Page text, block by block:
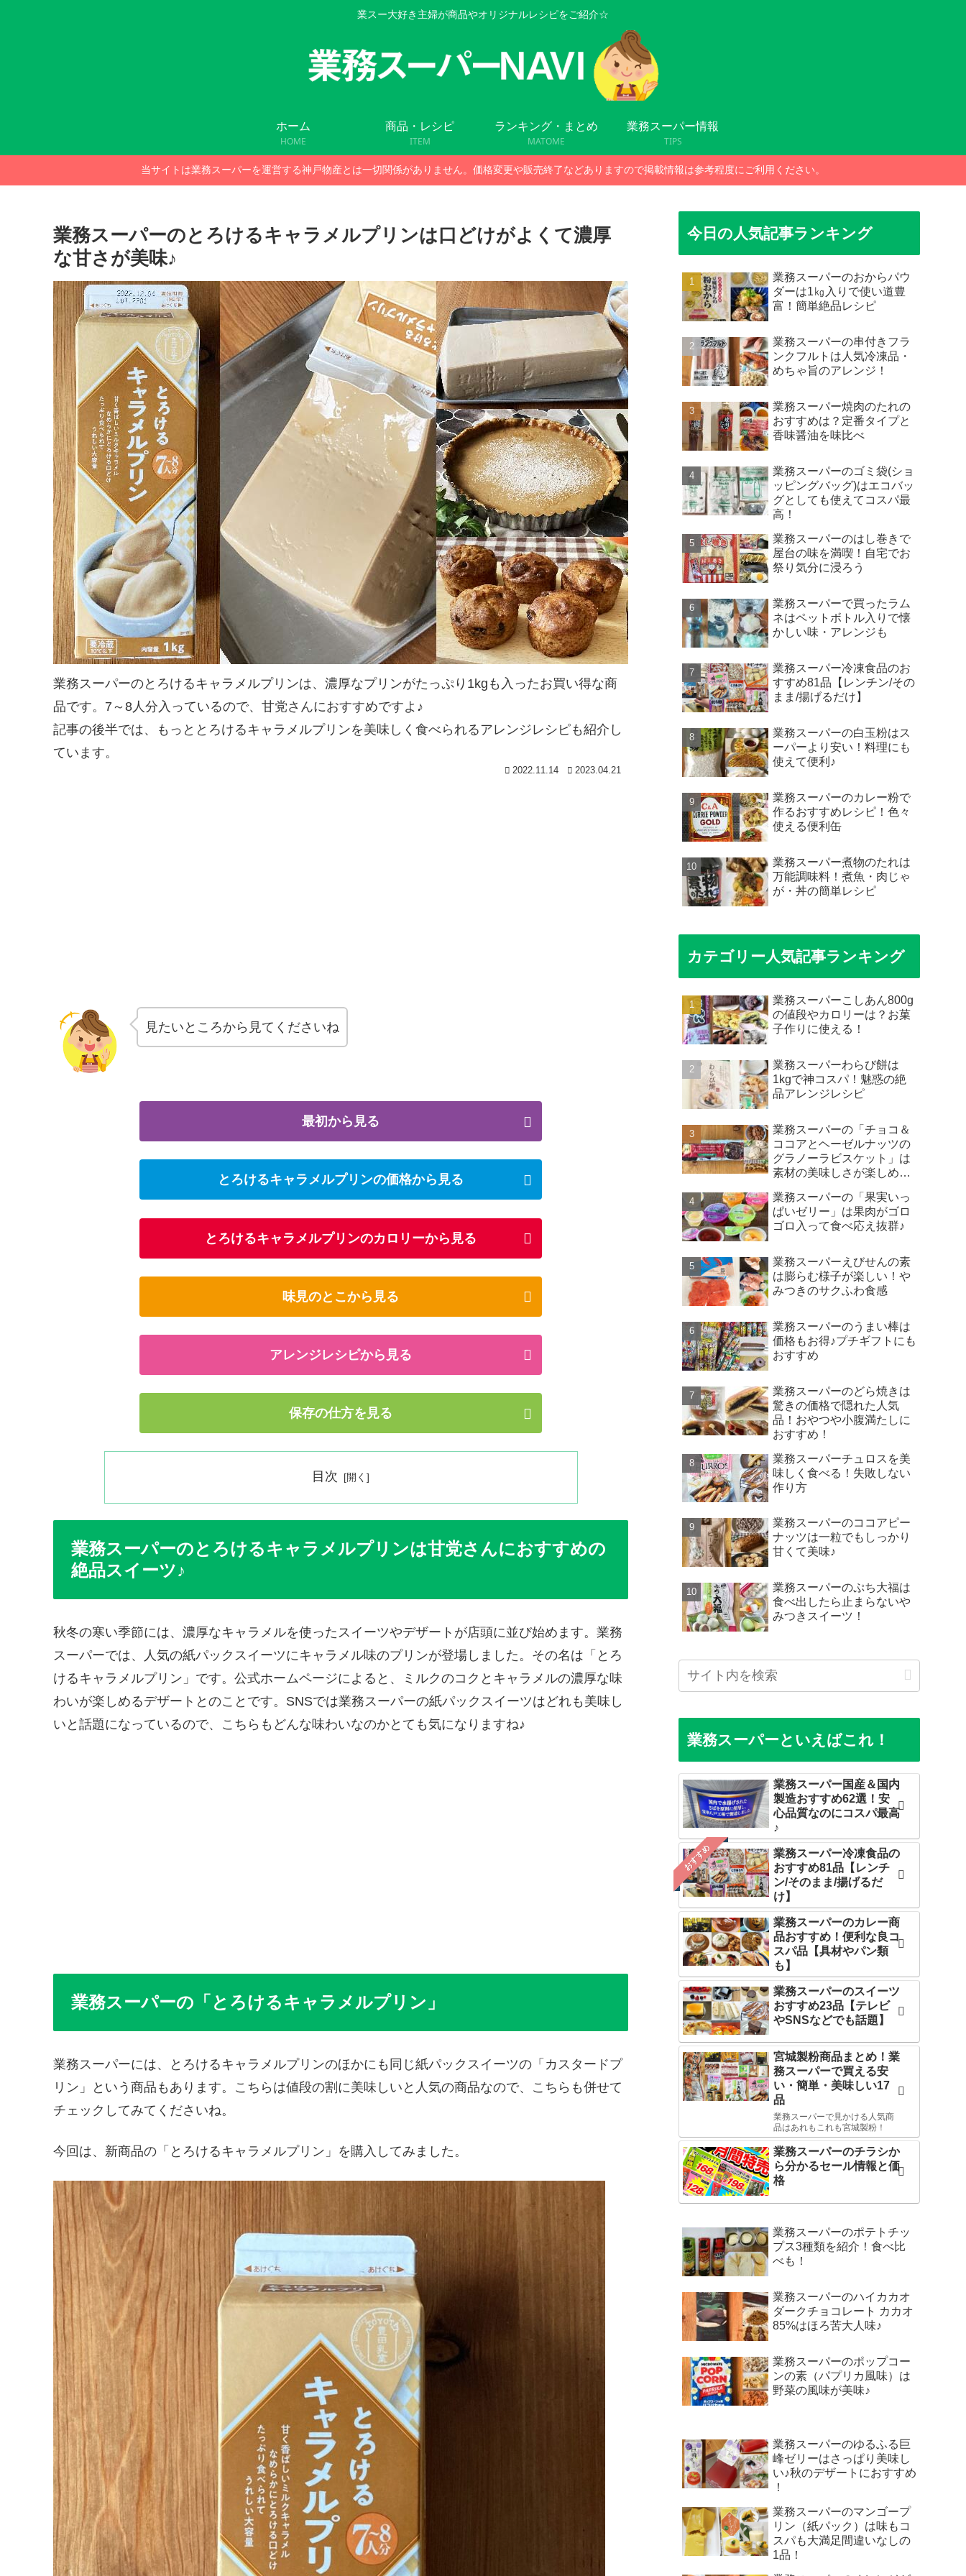
業スー大好き主婦が商品やオリジナルレシピをご紹介☆
ホーム
HOME
商品・レシピ
ITEM
ランキング・まとめ
MATOME
業務スーパー情報
TIPS
当サイトは業務スーパーを運営する神戸物産とは一切関係がありません。価格変更や販売終了などありますので掲載情報は参考程度にご利用ください。
業務スーパーのとろけるキャラメルプリンは口どけがよくて濃厚
な甘さが美味♪
業務スーパーのとろけるキャラメルプリンは、濃厚なプリンがたっぷり1kgも入ったお買い得な商
品です。7～8人分入っているので、甘党さんにおすすめですよ♪
記事の後半では、もっととろけるキャラメルプリンを美味しく食べられるアレンジレシピも紹介し
ています。
2022.11.14 2023.04.21
見たいところから見てくださいね
最初から見る
とろけるキャラメルプリンの価格から見る
とろけるキャラメルプリンのカロリーから見る
味見のとこから見る
アレンジレシピから見る
保存の仕方を見る
目次
業務スーパーのとろけるキャラメルプリンは甘党さんにおすすめの
絶品スイーツ♪
秋冬の寒い季節には、濃厚なキャラメルを使ったスイーツやデザートが店頭に並び始めます。業務
スーパーでは、人気の紙パックスイーツにキャラメル味のプリンが登場しました。その名は「とろ
けるキャラメルプリン」です。公式ホームページによると、ミルクのコクとキャラメルの濃厚な味
わいが楽しめるデザートとのことです。SNSでは業務スーパーの紙パックスイーツはどれも美味し
いと話題になっているので、こちらもどんな味わいなのかとても気になりますね♪
業務スーパーの「とろけるキャラメルプリン」
業務スーパーには、とろけるキャラメルプリンのほかにも同じ紙パックスイーツの「カスタードプ
リン」という商品もあります。こちらは値段の割に美味しいと人気の商品なので、こちらも併せて
チェックしてみてくださいね。
今回は、新商品の「とろけるキャラメルプリン」を購入してみました。
今日の人気記事ランキング
業務スーパーのおからパウ
ダーは1㎏入りで使い道豊
富！簡単絶品レシピ
業務スーパーの串付きフラ
ンクフルトは人気冷凍品・
めちゃ旨のアレンジ！
業務スーパー焼肉のたれの
おすすめは？定番タイプと
香味醤油を味比べ
業務スーパーのゴミ袋(ショ
ッピングバッグ)はエコバッ
グとしても使えてコスパ最
高！
業務スーパーのはし巻きで
屋台の味を満喫！自宅でお
祭り気分に浸ろう
業務スーパーで買ったラム
ネはペットボトル入りで懐
かしい味・アレンジも
業務スーパー冷凍食品のお
すすめ81品【レンチン/その
まま/揚げるだけ】
業務スーパーの白玉粉はス
ーパーより安い！料理にも
使えて便利♪
業務スーパーのカレー粉で
作るおすすめレシピ！色々
使える便利缶
業務スーパー煮物のたれは
万能調味料！煮魚・肉じゃ
が・丼の簡単レシピ
カテゴリー人気記事ランキング
業務スーパーこしあん800g
の値段やカロリーは？お菓
子作りに使える！
業務スーパーわらび餅は
1kgで神コスパ！魅惑の絶
品アレンジレシピ
業務スーパーの「チョコ＆
ココアとヘーゼルナッツの
グラノーラビスケット」は
素材の美味しさが楽しめる
業務スーパーの「果実いっ
ぱいゼリー」は果肉がゴロ
ゴロ入って食べ応え抜群♪
業務スーパーえびせんの素
は膨らむ様子が楽しい！や
みつきのサクふわ食感
業務スーパーのうまい棒は
価格もお得♪プチギフトにも
おすすめ
業務スーパーのどら焼きは
驚きの価格で隠れた人気
品！おやつや小腹満たしに
おすすめ！
業務スーパーチュロスを美
味しく食べる！失敗しない
作り方
業務スーパーのココアピー
ナッツは一粒でもしっかり
甘くて美味♪
業務スーパーのぷち大福は
食べ出したら止まらないや
みつきスイーツ！
業務スーパーといえばこれ！
業務スーパー国産＆国内
製造おすすめ62選！安
心品質なのにコスパ最高
♪
おすすめ
業務スーパー冷凍食品の
おすすめ81品【レンチ
ン/そのまま/揚げるだ
け】
業務スーパーのカレー商
品おすすめ！便利な良コ
スパ品【具材やパン類
も】
業務スーパーのスイーツ
おすすめ23品【テレビ
やSNSなどでも話題】
宮城製粉商品まとめ！業
務スーパーで買える安
い・簡単・美味しい17
品
業務スーパーで見かける人気商
品はあれもこれも宮城製粉！
業務スーパーのチラシか
ら分かるセール情報と価
格
業務スーパーのポテトチッ
プス3種類を紹介！食べ比
べも！
業務スーパーのハイカカオ
ダークチョコレート カカオ
85%はほろ苦大人味♪
業務スーパーのポップコー
ンの素（パプリカ風味）は
野菜の風味が美味♪
業務スーパーのゆるふる巨
峰ゼリーはさっぱり美味し
い♪秋のデザートにおすすめ
！
業務スーパーのマンゴープ
リン（紙パック）は味もコ
スパも大満足間違いなしの
1品！